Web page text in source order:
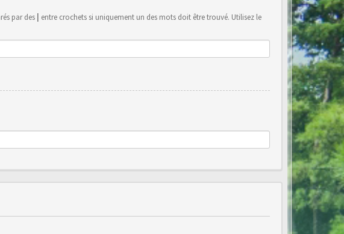
par des
entre crochets si uniquement un des mots doit être trouvé. Utilisez le